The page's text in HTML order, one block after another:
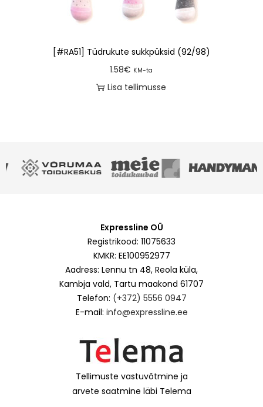
[#RA51] Tüdrukute sukkpüksid (92/98)
1.58€ KM-ta
Lisa tellimusse
Expressline OÜ
Registrikood: 11075633
KMKR: EE100952977
Aadress: Lennu tn 48, Reola küla,
Kambja vald, Tartu maakond 61707
Telefon: (+372) 5556 0947
E-mail: info@expressline.ee
Tellimuste vastuvõtmine ja
arvete saatmine läbi Telema